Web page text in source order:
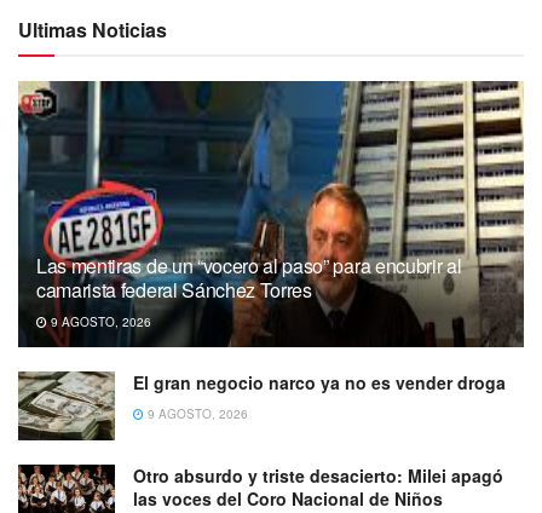
Ultimas Noticias
Las mentiras de un “vocero al paso” para encubrir al
camarista federal Sánchez Torres
9 AGOSTO, 2026
El gran negocio narco ya no es vender droga
9 AGOSTO, 2026
Otro absurdo y triste desacierto: Milei apagó
las voces del Coro Nacional de Niños